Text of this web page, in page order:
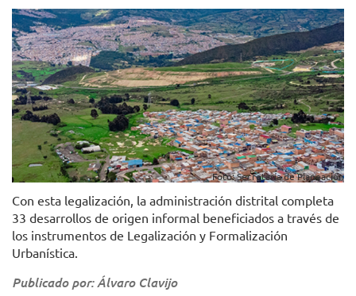
Foto: Secretaría de Planeación
Con esta legalización, la administración distrital completa
33 desarrollos de origen informal beneficiados a través de
los instrumentos de Legalización y Formalización
Urbanística.
Publicado por: Álvaro Clavijo